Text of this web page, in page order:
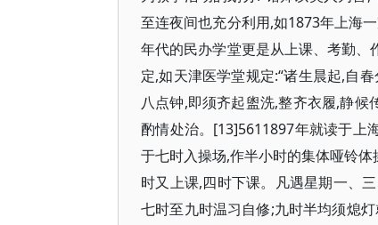
至连夜间也充分利用,如1873年上海
年代的民办学堂更是从上课、考勤
定,如天津医学堂规定:“诸生晨起,自
八点钟,即须齐起盥洗,整齐衣履,静候
酌情处治。[13]5611897年就读于上
于七时入操场,作半小时的集体哑铃
时又上课,四时下课。凡遇星期一、
七时至九时温习自修;九时半均须熄